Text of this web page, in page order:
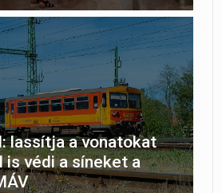
lassítja a vonatokat
védi a síneket a